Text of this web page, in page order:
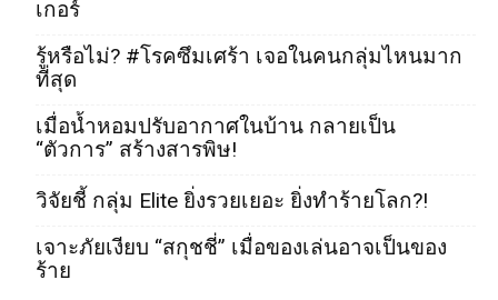
เกอร์
รู้หรือไม่? #โรคซึมเศร้า เจอในคนกลุ่มไหนมาก
ที่สุด
เมื่อน้ำหอมปรับอากาศในบ้าน กลายเป็น
“ตัวการ” สร้างสารพิษ!
วิจัยชี้ กลุ่ม Elite ยิ่งรวยเยอะ ยิ่งทำร้ายโลก?!
เจาะภัยเงียบ “สกุชชี่” เมื่อของเล่นอาจเป็นของ
ร้าย